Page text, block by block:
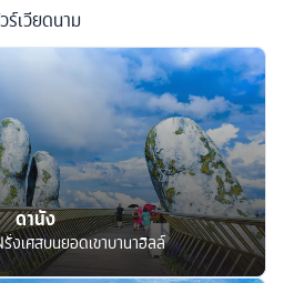
ร์เวียดนาม
ดานัง
งเศสบนยอดเขาบานาฮิลล์